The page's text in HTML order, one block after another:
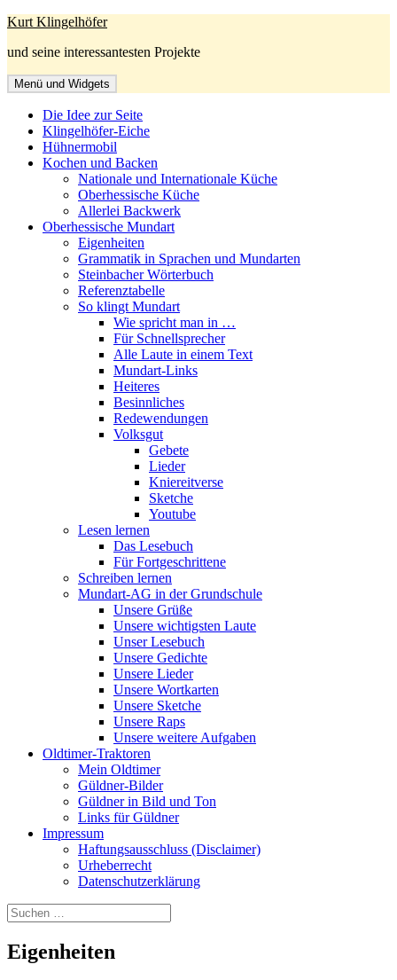
Zum
springen
Kurt Klingelhöfer
und seine interessantesten Projekte
Menü und Widgets
Die Idee zur Seite
Klingelhöfer-Eiche
Hühnermobil
Kochen und Backen
Nationale und Internationale Küche
Oberhessische Küche
Allerlei Backwerk
Oberhessische Mundart
Eigenheiten
Grammatik in Sprachen und Mundarten
Steinbacher Wörterbuch
Referenztabelle
So klingt Mundart
Wie spricht man in …
Für Schnellsprecher
Alle Laute in einem Text
Mundart-Links
Heiteres
Besinnliches
Redewendungen
Volksgut
Gebete
Lieder
Kniereitverse
Sketche
Youtube
Lesen lernen
Das Lesebuch
Für Fortgeschrittene
Schreiben lernen
Mundart-AG in der Grundschule
Unsere Grüße
Unsere wichtigsten Laute
Unser Lesebuch
Unsere Gedichte
Unsere Lieder
Unsere Wortkarten
Unsere Sketche
Unsere Raps
Unsere weitere Aufgaben
Oldtimer-Traktoren
Mein Oldtimer
Güldner-Bilder
Güldner in Bild und Ton
Links für Güldner
Impressum
Haftungsausschluss (Disclaimer)
Urheberrecht
Datenschutzerklärung
Suchen
nach:
Eigenheiten